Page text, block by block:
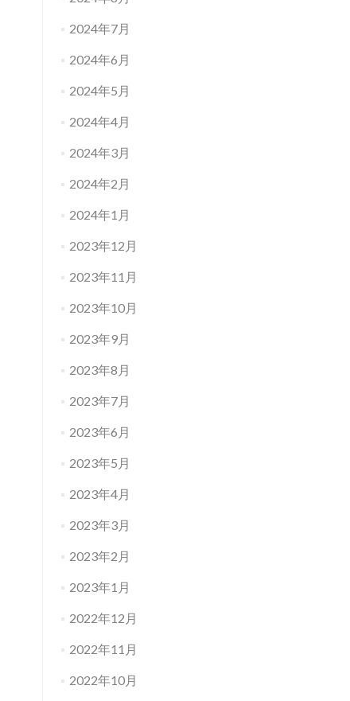
2024年7月
2024年6月
2024年5月
2024年4月
2024年3月
2024年2月
2024年1月
2023年12月
2023年11月
2023年10月
2023年9月
2023年8月
2023年7月
2023年6月
2023年5月
2023年4月
2023年3月
2023年2月
2023年1月
2022年12月
2022年11月
2022年10月